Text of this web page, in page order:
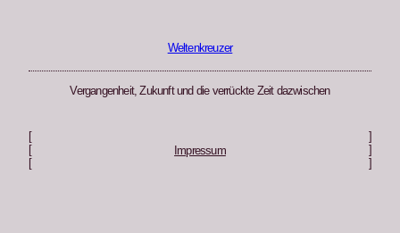
Weltenkreuzer
Vergangenheit, Zukunft und die verrückte Zeit dazwischen
Impressum